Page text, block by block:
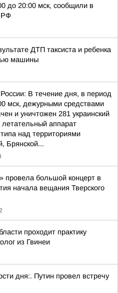
до 20:00 мск, сообщили в
РФ
ДТП таксиста и ребенка
машины
В течение дня, в период
мск, дежурными средствами
и уничтожен 281 украинский
аппарат
над территориями
Брянской...
провела большой концерт в
начала вещания Тверского
проходит практику
из Гвинеи
дня:. Путин провел встречу